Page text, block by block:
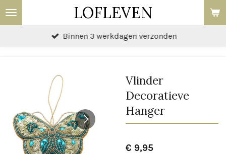
Ga
direct
LOFLEVEN
Binnen 3 werkdagen verzonden
Vlinder
Decoratieve
Hanger
€ 9,95